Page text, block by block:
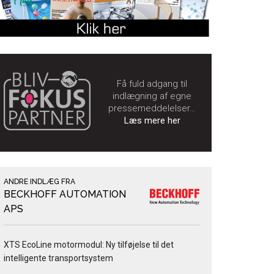
Få fuld adgang til
indlægning af egne
pressemeddelelser…
Læs mere her
ANDRE INDLÆG FRA
BECKHOFF AUTOMATION
APS
XTS EcoLine motormodul: Ny tilføjelse til det
intelligente transportsystem